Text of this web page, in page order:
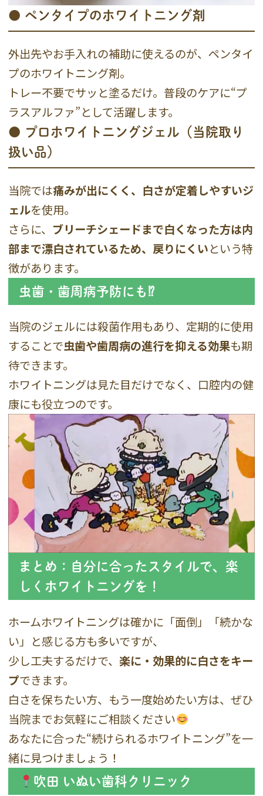
● ペンタイプのホワイトニング剤
外出先やお手入れの補助に使えるのが、ペンタイ
プのホワイトニング剤。
トレー不要でサッと塗るだけ。普段のケアに“プ
ラスアルファ”として活躍します。
● プロホワイトニングジェル（当院取り
扱い品）
当院では痛みが出にくく、白さが定着しやすいジ
ェルを使用。
さらに、 ブリーチシェードまで白くなった方は内
部まで漂白されているため、戻りにくいという特
徴があります。
虫歯・歯周病予防にも⁉︎
当院のジェルには殺菌作用もあり、定期的に使用
することで虫歯や歯周病の進行を抑える効果も期
待できます。
ホワイトニングは見た目だけでなく、口腔内の健
康にも役立つのです。
まとめ：自分に合ったスタイルで、楽
しくホワイトニングを！
ホームホワイトニングは確かに「面倒」「続かな
い」と感じる方も多いですが、
少し工夫するだけで、楽に・効果的に白さをキー
プできます。
白さを保ちたい方、もう一度始めたい方は、ぜひ
当院までお気軽にご相談ください
あなたに合った“続けられるホワイトニング”を一
緒に見つけましょう！
吹田 いぬい歯科クリニック